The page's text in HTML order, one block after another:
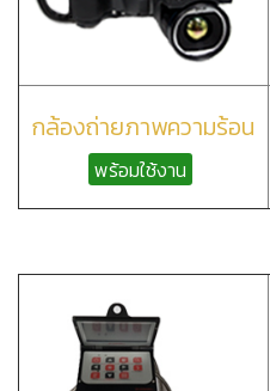
กล้องถ่ายภาพความร้อน
พร้อมใช้งาน